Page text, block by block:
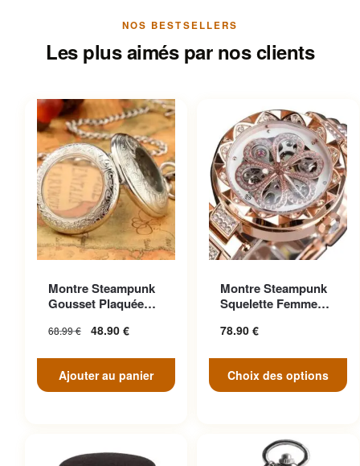
NOS BESTSELLERS
Les plus aimés par nos clients
Montre Steampunk
Gousset Plaquée
68.99€ 48.90 €
Ajouter au panier
Montre Steampunk
Squelette Femme
78.90 €
Choix des options
variations. Les options
peuvent être choisies sur la
page du produit